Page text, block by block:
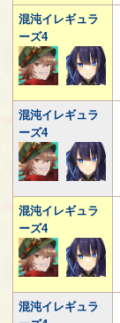
混沌イレギュラ
ーズ4
混沌イレギュラ
ーズ4
混沌イレギュラ
ーズ4
混沌イレギュラ